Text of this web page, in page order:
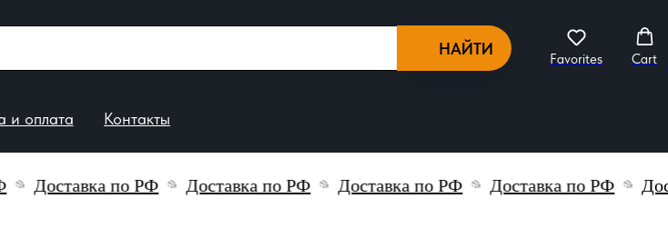
Favorites Cart
Доставка по РФ Доставка по РФ Доставка по РФ Доставка по РФ